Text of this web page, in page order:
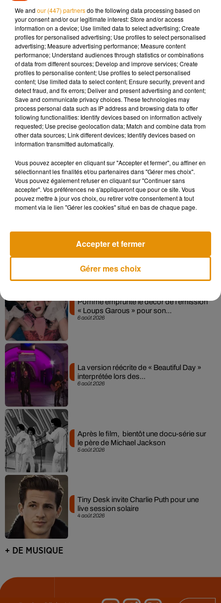
devraient rester stables l’an prochain.
Musique
Madonna sort enfin le remix de « Love
Sensation » avec Kylie Minogue
collaboration tant attendue
6 août 2026
Pomme emprunte le décor de l’émission
« Loups Garous » pour son...
6 août 2026
La version réécrite de « Beautiful Day »
interprétée lors des...
5 août 2026
Après le film, bientôt une docu-série sur
le père de Michael Jackson
4 août 2026
Tiny Desk invite Charlie Puth pour une
live session solaire
+ DE MUSIQUE
We and our (447) partnersdo the following data processing based on
your consent and/or our legitimate interest: Store and/or access
information on a device; Use limited data to select advertising; Create
profiles for personalised advertising; Use profiles to select personalised
advertising; Measure advertising performance; Measure content
performance; Understand audiences through statistics or combinations
of data from different sources; Develop and improve services; Create
profiles to personalise content; Use profiles to select personalised
content; Use limited data to select content; Ensure security, prevent and
detect fraud, and fix errors; Deliver and present advertising and content;
Save and communicate privacy choices. These technologies may
process personal data such as IP address and browsing data to offer
following functionalities: Identify devices based on information actively
requested; Use precise geolocation data; Match and combine data from
other data sources; Link different devices; Identify devices based on
information transmitted automatically.
Vous pouvez accepter en cliquant sur "Accepter et fermer", ou affiner en
sélectionnant les finalités et/ou partenaires dans "Gérer mes choix".
Vous pouvez également refuser en cliquant sur "Continuer sans
accepter". Vos préférences ne s'appliqueront que pour ce site. Vous
pouvez mettre à jour vos choix, ou retirer votre consentement à tout
moment via le lien "Gérer les cookies" situé en bas de chaque page.
Gérer mes choix
Accepter et fermer